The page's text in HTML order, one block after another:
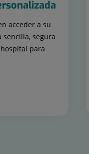
acceder a su
segura
para